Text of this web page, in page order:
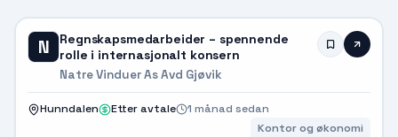
N
Regnskapsmedarbeider – spennende
rolle i internasjonalt konsern
Natre Vinduer As Avd Gjøvik
Hunndalen Etter avtale
1 månad sedan
Kontor og økonomi